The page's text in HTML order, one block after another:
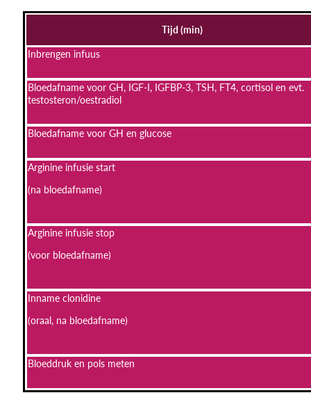
Tijd (min)
Inbrengen infuus
Bloedafname voor GH, IGF-I, IGFBP-3, TSH, FT4, cortisol en evt.
testosteron/oestradiol
Bloedafname voor GH en glucose
Arginine infusie start
(na bloedafname)
Arginine infusie stop
(voor bloedafname)
Inname clonidine
(oraal, na bloedafname)
Bloeddruk en pols meten